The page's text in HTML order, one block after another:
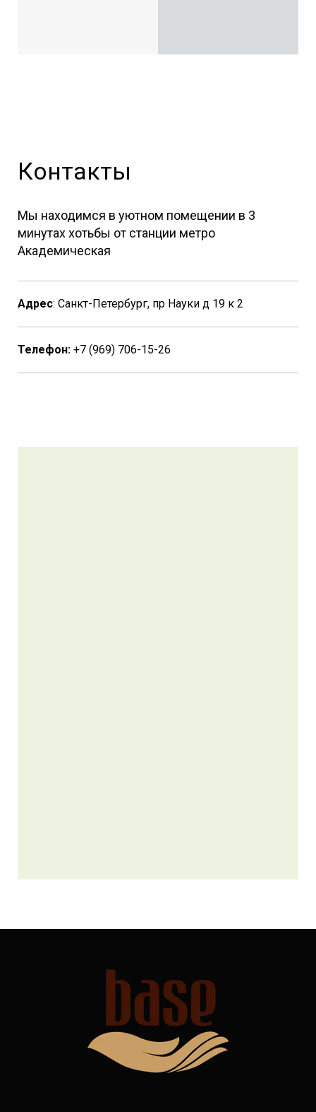
Контакты
Мы находимся в уютном помещении в 3
минутах хотьбы от станции метро
Академическая
Адрес: Санкт-Петербург, пр Науки д 19 к 2
Телефон: +7 (969) 706-15-26